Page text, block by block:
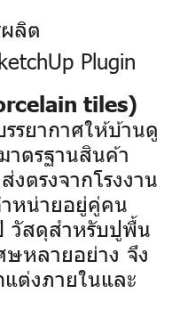
ลิต
Plugin
tiles)
รยากาศให้บ้านดู
าตรฐานสินค้า
ตรงจากโรงงาน
หน่ายอยู่คู่คน
วัสดุสำหรับปูพื้น
หลายอย่าง จึง
ต่งภายในและ